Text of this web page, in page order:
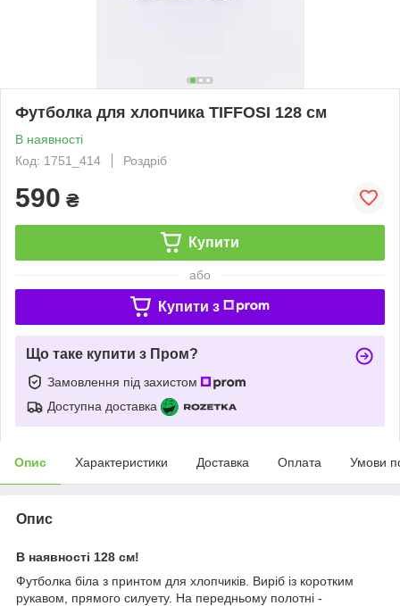
Футболка для хлопчика TIFFOSI 128 см
В наявності
Код: 1751_414
Роздріб
590 ₴
Купити
або
Купити з
Що таке купити з Пром?
Замовлення під захистом
Доступна доставка
Опис Характеристики Доставка Оплата Умови
Опис
В наявності 128 см!
Футболка біла з принтом для хлопчиків. Виріб із коротким
рукавом, прямого силуету. На передньому полотні -